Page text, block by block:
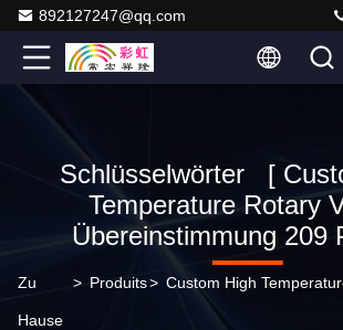
892127247@qq.com
Schlüsselwörter [
Temperature Rotary
Übereinstimmung 209
Zu
Hause
> Produits>